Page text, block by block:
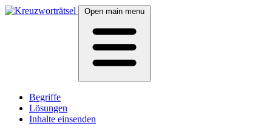
Open main menu
Begriffe
Lösungen
Inhalte einsenden